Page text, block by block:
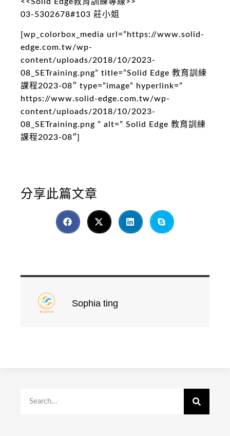
03-5302678#103 莊小姐
[wp_colorbox_media url=”https://www.solid-
edge.com.tw/wp-
content/uploads/2018/10/2023-
08_SETraining.png” title=”Solid Edge 教育訓練
課程2023-08″ type=”image” hyperlink=”
https://www.solid-edge.com.tw/wp-
content/uploads/2018/10/2023-
08_SETraining.png ” alt=” Solid Edge 教育訓練
課程2023-08″]
分享此篇文章
Sophia ting